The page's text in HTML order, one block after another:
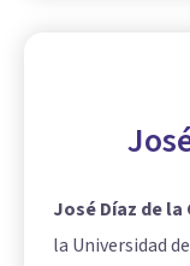
José Díaz de la
la Universidad